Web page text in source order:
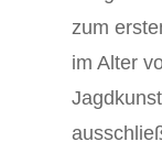
zum
im Alter